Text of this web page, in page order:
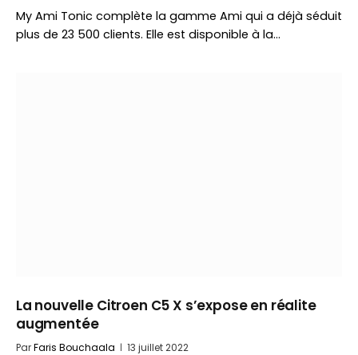
My Ami Tonic complète la gamme Ami qui a déjà séduit
plus de 23 500 clients. Elle est disponible à la…
La nouvelle Citroen C5 X s’expose en réalite
augmentée
ParFaris Bouchaala 13 juillet 2022